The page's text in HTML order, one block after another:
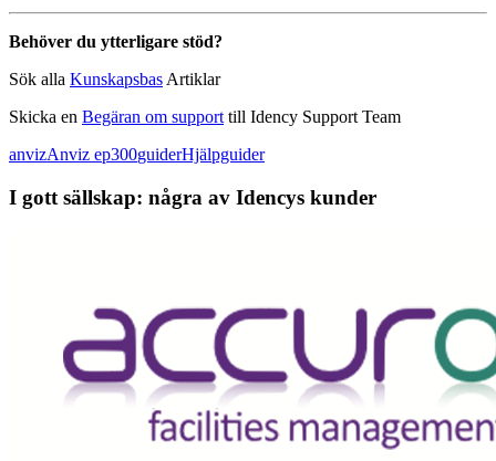
Behöver du ytterligare stöd?
Sök alla Kunskapsbas Artiklar
Skicka en Begäran om support till Idency Support Team
anvizAnviz ep300guiderHjälpguider
I gott sällskap: några av Idencys kunder